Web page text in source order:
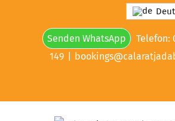
Senden WhatsApp
Telefon:
149